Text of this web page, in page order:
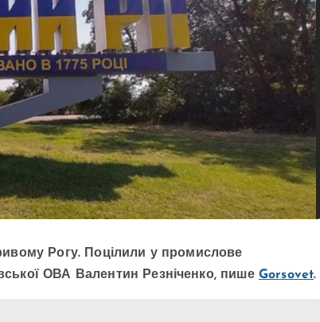
Рогу. Поцілили у промислове
ОВА Валентин Резніченко, пише Gorsovet.